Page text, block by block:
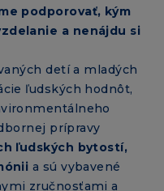
podporovať, kým
a nenájdu si
detí a mladých
ľudských hodnôt,
prípravy
ľudských bytostí,
a sú vybavené
zručnosťami a